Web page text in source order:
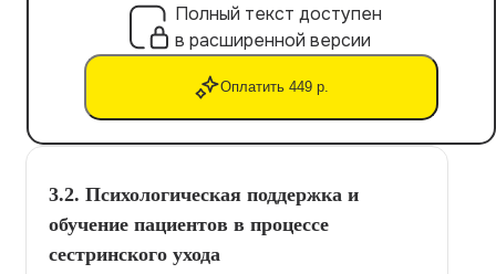
Полный текст доступен
в расширенной версии
Оплатить 449 р.
3.2. Психологическая поддержка и
обучение пациентов в процессе
сестринского ухода